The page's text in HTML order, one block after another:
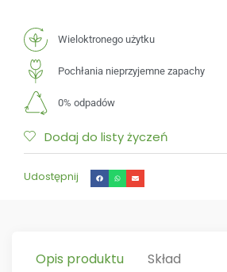
Wieloktronego użytku
Pochłania nieprzyjemne zapachy
0% odpadów
Dodaj do listy życzeń
Udostępnij
Opis produktu Skład